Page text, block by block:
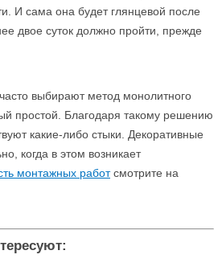
И сама она будет глянцевой после
двое суток должно пройти, прежде
выбирают метод монолитного
простой. Благодаря такому решению
какие-либо стыки. Декоративные
когда в этом возникает
монтажных работсмотрите на